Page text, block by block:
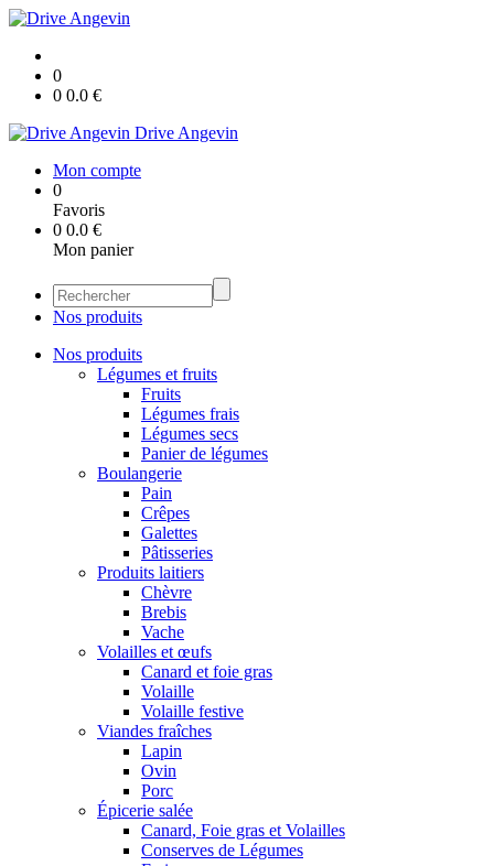
0
0 0.0 €
Drive Angevin
Mon compte
0
Favoris
0 0.0 €
Mon panier
Nos produits
Nos produits
Légumes et fruits
Fruits
Légumes frais
Légumes secs
Panier de légumes
Boulangerie
Pain
Crêpes
Galettes
Pâtisseries
Produits laitiers
Chèvre
Brebis
Vache
Volailles et œufs
Canard et foie gras
Volaille
Volaille festive
Viandes fraîches
Lapin
Ovin
Porc
Épicerie salée
Canard, Foie gras et Volailles
Conserves de Légumes